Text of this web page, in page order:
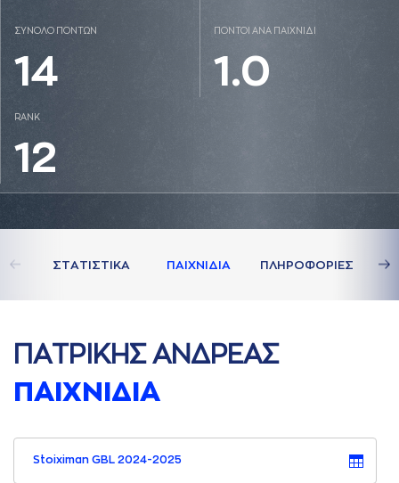
ΣΥΝΟΛΟ ΠΟΝΤΩΝ
14
ΠΟΝΤΟΙ ΑΝΑ ΠΑΙΧΝΙΔΙ
1.0
RANK
12
ΣΤAΤΙΣΤΙΚA ΠAΙΧΝΙΔΙA ΠΛΗΡΟΦΟΡΙΕΣ
ΠAΤΡΙΚΗΣ AΝΔΡΕAΣ
ΠAΙΧΝΙΔΙA
Stoiximan GBL 2024-2025